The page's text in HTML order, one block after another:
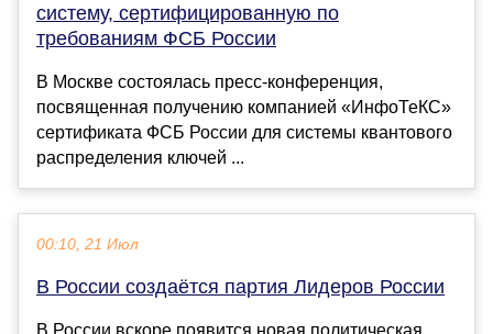
систему, сертифицированную по
требованиям ФСБ России
В Москве состоялась пресс-конференция,
посвященная получению компанией «ИнфоТеКС»
сертификата ФСБ России для системы квантового
распределения ключей ...
00:10, 21 Июл
В России создаётся партия Лидеров России
В России вскоре появится новая политическая